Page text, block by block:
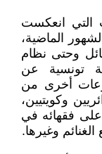
التي انعكست
الماضية،
وحتى نظام
تونسية عن
أخرى من
وكويتيين،
على فقهائه في
وغيرها.